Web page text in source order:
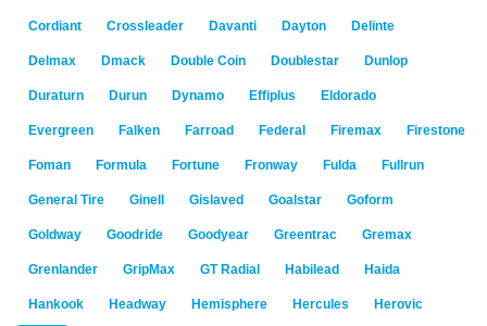
Cordiant Crossleader Davanti Dayton Delinte
Delmax Dmack Double Coin Doublestar Dunlop
Duraturn Durun Dynamo Effiplus Eldorado
Evergreen Falken Farroad Federal Firemax Firestone
Foman Formula Fortune Fronway Fulda Fullrun
General Tire Ginell Gislaved Goalstar Goform
Goldway Goodride Goodyear Greentrac Gremax
Grenlander GripMax GT Radial Habilead Haida
Hankook Headway Hemisphere Hercules Herovic